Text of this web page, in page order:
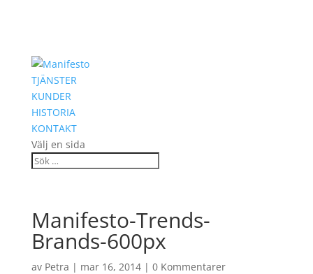
TJÄNSTER
KUNDER
HISTORIA
KONTAKT
Välj en sida
Manifesto-Trends-
Brands-600px
av Petra | mar 16, 2014| 0 Kommentarer